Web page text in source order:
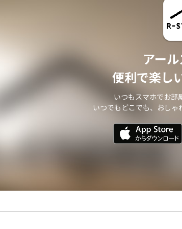
アー
便利で楽し
いつもスマホでお部
いつでもどこでも、おし